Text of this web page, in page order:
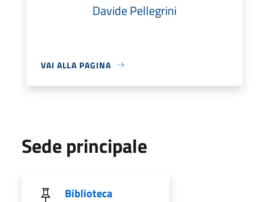
Davide Pellegrini
VAI ALLA PAGINA
Sede principale
Biblioteca